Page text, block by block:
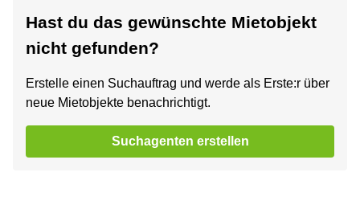
Hast du das gewünschte Mietobjekt
nicht gefunden?
Erstelle einen Suchauftrag und werde als Erste:r über
neue Mietobjekte benachrichtigt.
Suchagenten erstellen